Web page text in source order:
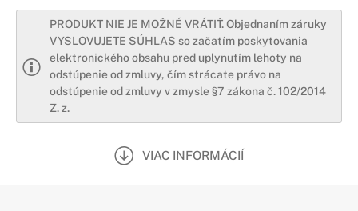
PRODUKT NIE JE MOŽNÉ VRÁTIŤ. Objednaním záruky
VYSLOVUJETE SÚHLAS so začatím poskytovania
elektronického obsahu pred uplynutím lehoty na
odstúpenie od zmluvy, čím strácate právo na
odstúpenie od zmluvy v zmysle §7 zákona č. 102/2014
Z. z.
VIAC INFORMÁCIÍ